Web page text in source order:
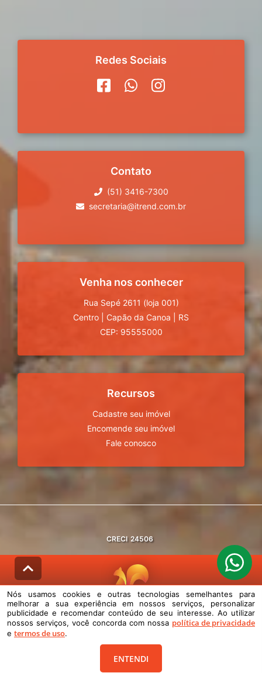
Redes Sociais
Contato
(51) 3416-7300
secretaria@itrend.com.br
Venha nos conhecer
Rua Sepé 2611 (loja 001)
Centro
Capão da Canoa
RS
CEP: 95555000
Recursos
Cadastre seu imóvel
Encomende seu imóvel
Fale conosco
CRECI 24506
© DESENVOLVIDO PELAAGIL.NET
Nós usamos cookies e outras tecnologias semelhantes para melhorar a
sua experiência em nossos serviços, personalizar publicidade e
Nós usamos cookies e outras tecnologias semelhantes para
melhorar a sua experiência em nossos serviços, personalizar
publicidade e recomendar conteúdo de seu interesse. Ao utilizar
nossos serviços, você concorda com nossa política de privacidade
e termos de uso.
ENTENDI